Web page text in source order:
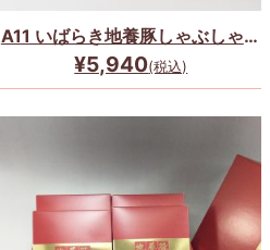
A11 いばらき地養豚しゃぶしゃぶ
セット
¥5,940(税込)